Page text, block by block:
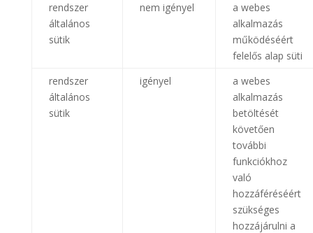
rendszer
általános
sütik
nem igényel
a webes
alkalmazás
működéséért
felelős alap süti
rendszer
általános
sütik
igényel
a webes
alkalmazás
betöltését
követően
további
funkciókhoz
való
hozzáféréséért
szükséges
hozzájárulni a